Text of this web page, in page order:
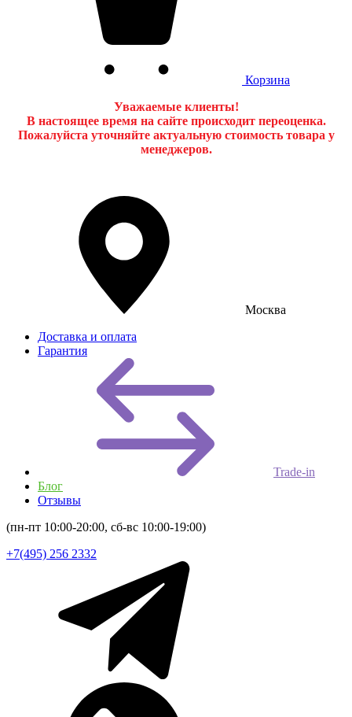
Корзина
Уважаемые клиенты!
В настоящее время на сайте происходит переоценка.
Пожалуйста уточняйте актуальную стоимость товара у
менеджеров.
Москва
Доставка и оплата
Гарантия
Trade-in
Блог
Отзывы
(пн-пт 10:00-20:00, сб-вс 10:00-19:00)
+7(495) 256 2332